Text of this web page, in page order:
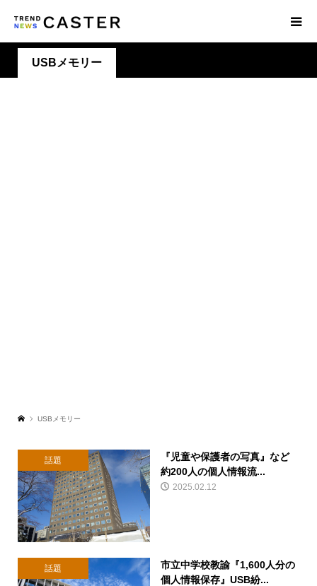
USBメモリー
USBメモリー
話題
『児童や保護者の写真』など
約200人の個人情報流...
2025.02.12
話題
市立中学校教諭『1,600人分の
個人情報保存』USB紛...